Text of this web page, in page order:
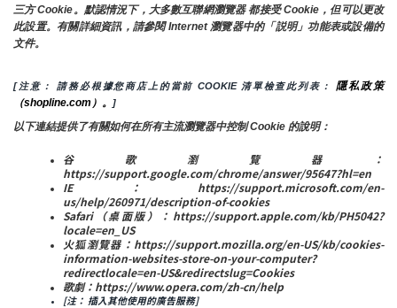
三方 Cookie。默認情況下，大多數互聯網瀏覽器 都接受 Cookie，但可以更改
此設置。有關詳細資訊，請參閱 Internet 瀏覽器中的「説明」功能表或設備的
文件。
[注意： 請務必根據您商店上的當前 COOKIE 清單檢查此列表： 隱私政策
（shopline.com）。
]
以下連結提供了有關如何在所有主流瀏覽器中控制 Cookie 的說明：
谷歌瀏覽器：
https://support.google.com/chrome/answer/95647?hl=en
IE：https://support.microsoft.com/en-
us/help/260971/description-of-cookies
Safari（桌面版）：https://support.apple.com/kb/PH5042?
locale=en_US
火狐瀏覽器：https://support.mozilla.org/en-US/kb/cookies-
information-websites-store-on-your-computer?
redirectlocale=en-US&redirectslug=Cookies
歌劇：https://www.opera.com/zh-cn/help
[注： 插入其他使用的廣告服務]